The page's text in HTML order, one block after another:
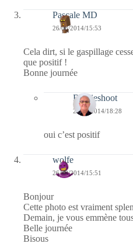
Pascale MD
26/08/2014/15:53
Cela dirt, si le gaspillage
que positif !
Bonne journée
Bernieshoot
26/08/2014/18:28
oui c’est positif
wolfe
26/08/2014/15:51
Bonjour
Cette photo est vraiment
Demain, je vous emmène
Belle journée
Bisous